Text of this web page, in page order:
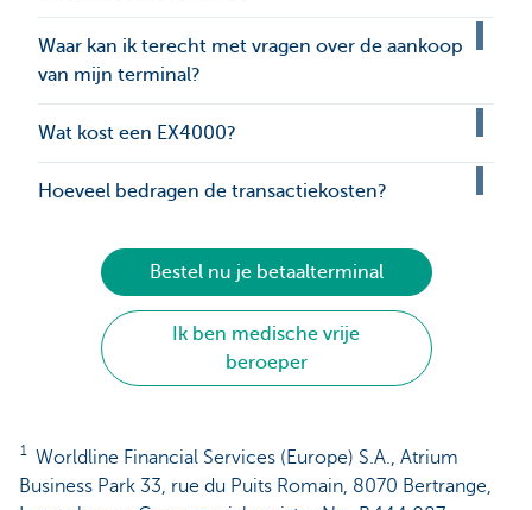
Waar kan ik terecht met vragen over de aankoop
van mijn terminal?
Wat kost een EX4000?
Hoeveel bedragen de transactiekosten?
Bestel nu je betaalterminal
Ik ben medische vrije
beroeper
1 Worldline Financial Services (Europe) S.A., Atrium
Business Park 33, rue du Puits Romain, 8070 Bertrange,